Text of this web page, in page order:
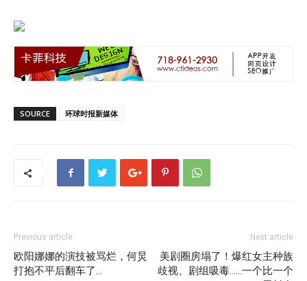
SOURCE 环球时报新媒体
Previous article
欧阳娜娜的演技被骂烂，何炅
打抱不平后翻车了…
Next article
美剧圈房塌了！爆红女主种族
歧视、剧组吸毒……一个比一个